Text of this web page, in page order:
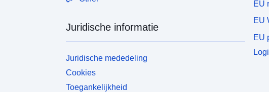
Juridische informatie
Juridische mededeling
Cookies
Toegankelijkheid
EU
EU
EU